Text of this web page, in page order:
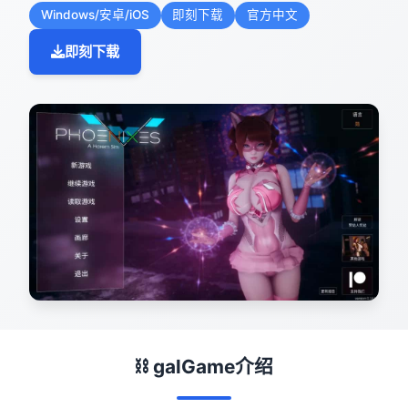
Windows/安卓/iOS 即刻下载 官方中文
即刻下载
⛓️ galGame介绍